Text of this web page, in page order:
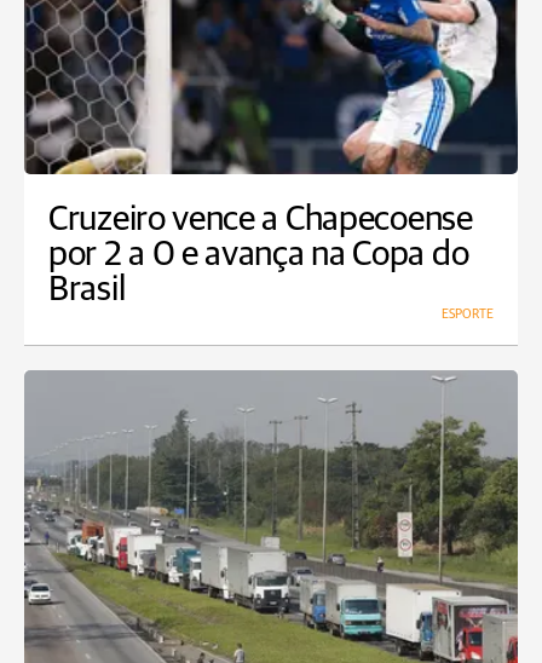
Cruzeiro vence a Chapecoense
por 2 a 0 e avança na Copa do
Brasil
ESPORTE